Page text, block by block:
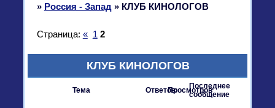
» Россия - Запад » КЛУБ КИНОЛОГОВ
КЛУБ КИНОЛОГОВ
Страница: « 1 2
Тема ОтветовПросмотров
Последнее
сообщение